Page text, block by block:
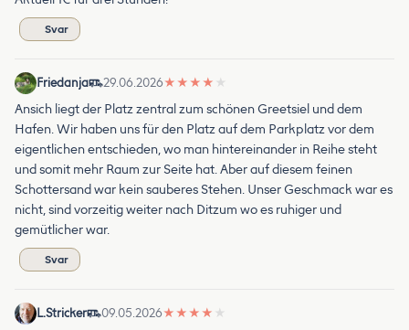
Svar
Friedanja 29.06.2026★ ★ ★ ★ ★
Ansich liegt der Platz zentral zum schönen Greetsiel und dem
Hafen. Wir haben uns für den Platz auf dem Parkplatz vor dem
eigentlichen entschieden, wo man hintereinander in Reihe steht
und somit mehr Raum zur Seite hat. Aber auf diesem feinen
Schottersand war kein sauberes Stehen. Unser Geschmack war es
nicht, sind vorzeitig weiter nach Ditzum wo es ruhiger und
gemütlicher war.
Svar
L.Stricker 09.05.2026★ ★ ★ ★ ★